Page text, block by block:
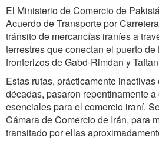
El Ministerio de Comercio de
Acuerdo de Transporte por
tránsito de mercancías iraníes a
terrestres que conectan el puerto
fronterizos de Gabd-Rimdan y
Estas rutas, prácticamente
décadas, pasaron repentinamente
esenciales para el comercio iraní.
Cámara de Comercio de Irán, para
transitado por ellas